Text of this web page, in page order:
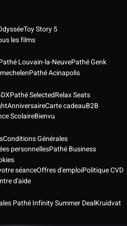
Toy Story 5
les films
Louvain-la-NeuvePathé Genk
Pathé Acinapolis
Pathé SelectedRelax Seats
AnniversaireCarte cadeauB2B
ScolaireBienvu
Conditions Générales
personnellesPathé Business
séanceOffres d'emploiPolitique CVD
d'aide
Pathé Infinity Summer DealKruidvat